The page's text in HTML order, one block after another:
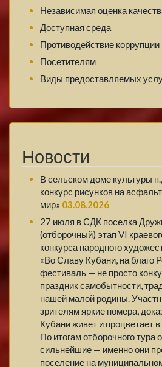
Независимая оценка
Доступная среда
Противодействие коррупции
Посетителям
Виды предоставляемых
Новости
В сельском доме культуры
конкурс рисунков на
мир» 03.08.2026
27 июля в СДК поселка
(отборочный) этап VI
конкурса народного
«Во Славу Кубани, на благо
фестиваль — не просто
праздник самобытности,
нашей малой родины.
зрителям яркие номера,
Кубани живет и процветает
По итогам отборочного тура
сильнейшие — именно они
поселение на